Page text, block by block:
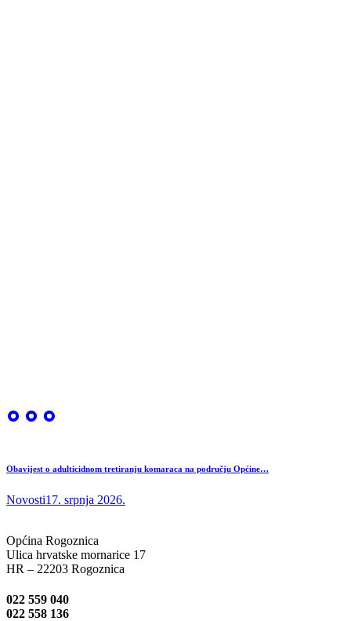
Obavijest o adulticidnom tretiranju komaraca na području Općine…
Novosti17. srpnja 2026.
Općina Rogoznica
Ulica hrvatske mornarice 17
HR – 22203 Rogoznica
022 559 040
022 558 136